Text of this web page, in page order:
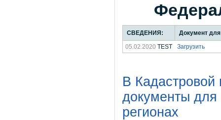
СВЕДЕНИЯ: Документ
05.02.2020 TEST Загрузить
В Кадастровой
документы
регионах